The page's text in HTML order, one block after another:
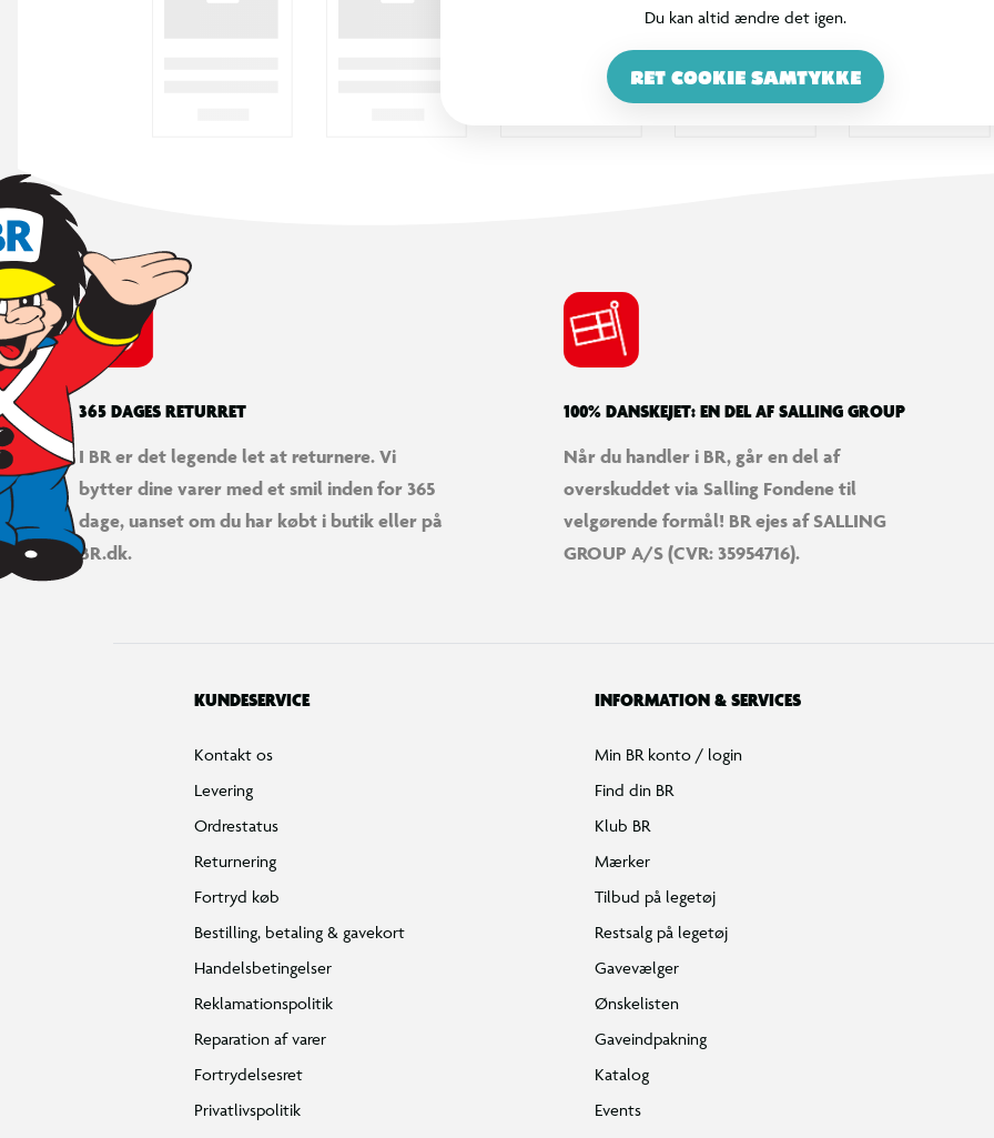
Du kan altid ændre det igen.
RET COOKIE SAMTYKKE
365 DAGES RETURRET
I BR er det legende let at returnere. Vi
bytter dine varer med et smil inden for 365
dage, uanset om du har købt i butik eller på
BR.dk.
100% DANSKEJET: EN DEL AF SALLING GROUP
Når du handler i BR, går en del af
overskuddet via Salling Fondene til
velgørende formål! BR ejes af SALLING
GROUP A/S (CVR: 35954716).
KUNDESERVICE
Kontakt os
Levering
Ordrestatus
Returnering
Fortryd køb
Bestilling, betaling & gavekort
Handelsbetingelser
Reklamationspolitik
Reparation af varer
Fortrydelsesret
Privatlivspolitik
INFORMATION & SERVICES
Min BR konto / login
Find din BR
Klub BR
Mærker
Tilbud på legetøj
Restsalg på legetøj
Gavevælger
Ønskelisten
Gaveindpakning
Katalog
Events